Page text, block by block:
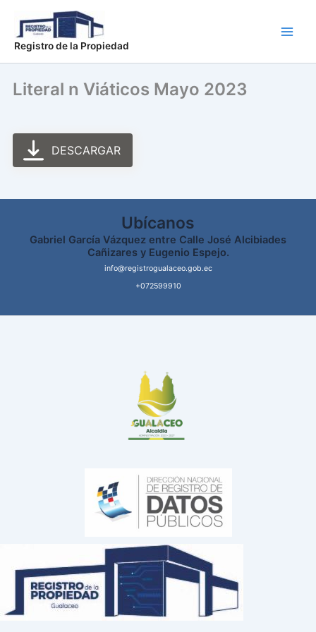
contenido
Registro de la Propiedad
Literal n Viáticos Mayo 2023
DESCARGAR
Ubícanos
Gabriel García Vázquez entre Calle José Alcibiades
Cañizares y Eugenio Espejo.
info@registrogualaceo.gob.ec
+072599910